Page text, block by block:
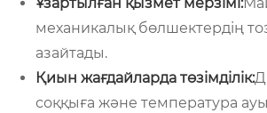
механикалық бөлшектердің
азайтады.
Қиын жағдайларда төзімділік:
соққыға және температура